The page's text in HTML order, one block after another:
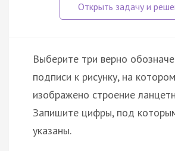
Выберите три верно
подписи к рисунку, на котором
изображено строение
Запишите цифры, под
указаны.